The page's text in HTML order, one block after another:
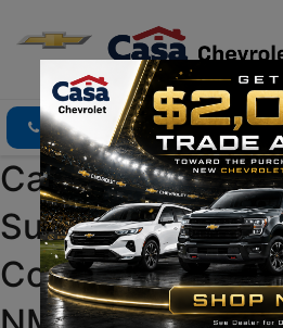
Click To Call Directions
Casa Chevrolet
Su
Confianza en